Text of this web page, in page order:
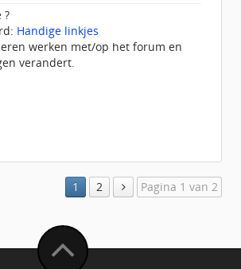
?
Handige linkjes
werken met/op het forum en
verandert.
1 2 Pagina 1 van 2